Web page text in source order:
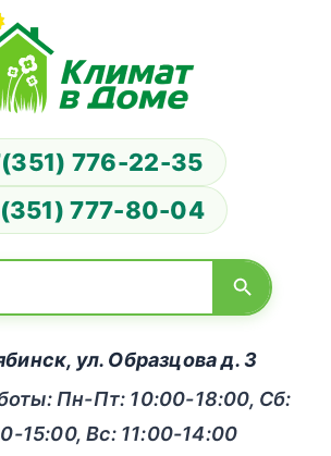
776-22-35
777-80-04
ул. Образцова д. 3
Пн-Пт: 10:00-18:00, Сб:
15:00, Вс: 11:00-14:00